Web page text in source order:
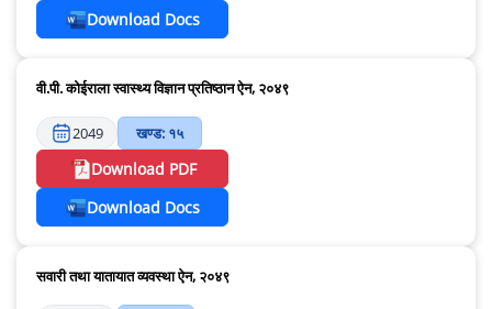
Download Docs
वी.पी. कोईराला स्वास्थ्य विज्ञान प्रतिष्ठान ऐन, २०४९
2049 खण्ड: १५
Download PDF
Download Docs
सवारी तथा यातायात व्यवस्था ऐन, २०४९